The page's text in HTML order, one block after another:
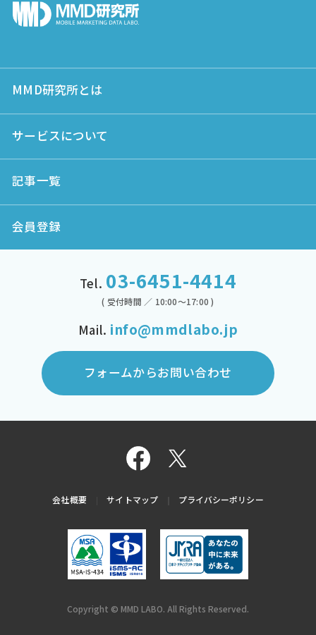
MMD研究所とは
サービスについて
記事一覧
会員登録
Tel. 03-6451-4414
( 受付時間 ／ 10:00～17:00 )
Mail. info@mmdlabo.jp
フォームからお問い合わせ
会社概要 サイトマップ プライバシーポリシー
Copyright © MMD LABO. All Rights Reserved.